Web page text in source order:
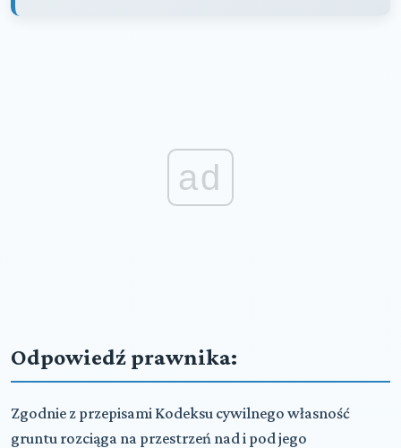
ad
Odpowiedź prawnika:
Zgodnie z przepisami Kodeksu cywilnego własność
gruntu rozciąga na przestrzeń nad i pod jego